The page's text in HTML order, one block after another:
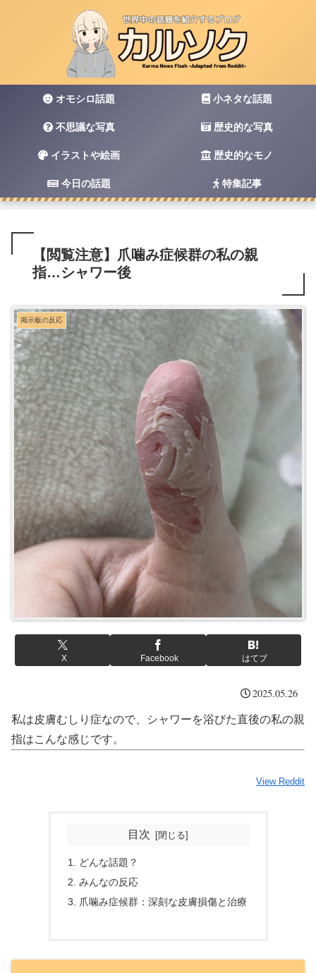
オモシロ話題 小ネタな話題
不思議な写真 歴史的な写真
イラストや絵画 歴史的なモノ
今日の話題 特集記事
【閲覧注意】爪噛み症候群の私の親
指…シャワー後
掲示板の反応
X Facebook はてブ
2025.05.26
私は皮膚むしり症なので、シャワーを浴びた直後の私の親
指はこんな感じです。
View Reddit
目次
どんな話題？
みんなの反応
爪噛み症候群：深刻な皮膚損傷と治療